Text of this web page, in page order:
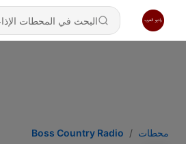
محطات Boss Country Radio